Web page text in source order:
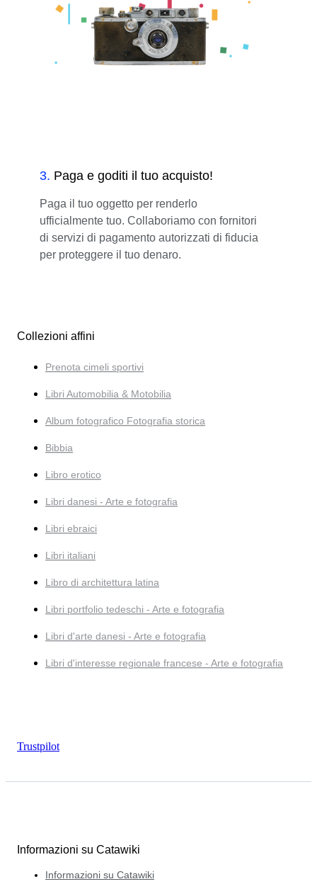
3. Paga e goditi il tuo acquisto!
Paga il tuo oggetto per renderlo
ufficialmente tuo. Collaboriamo con fornitori
di servizi di pagamento autorizzati di fiducia
per proteggere il tuo denaro.
Collezioni affini
Prenota cimeli sportivi
Libri Automobilia & Motobilia
Album fotografico Fotografia storica
Bibbia
Libro erotico
Libri danesi - Arte e fotografia
Libri ebraici
Libri italiani
Libro di architettura latina
Libri portfolio tedeschi - Arte e fotografia
Libri d'arte danesi - Arte e fotografia
Libri d'interesse regionale francese - Arte e fotografia
Trustpilot
Informazioni su Catawiki
Informazioni su Catawiki